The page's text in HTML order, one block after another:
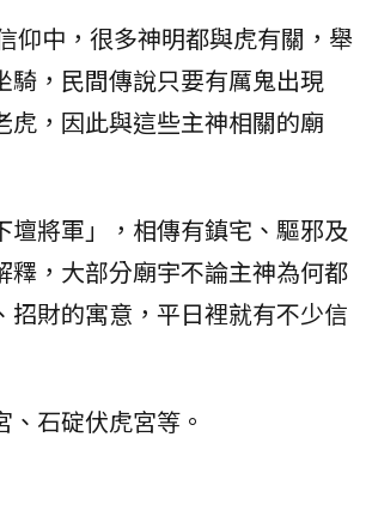
仰中，很多神明都與虎有關，舉
，民間傳說只要有厲鬼出現
虎，因此與這些主神相關的廟
將軍」，相傳有鎮宅、驅邪及
，大部分廟宇不論主神為何都
財的寓意，平日裡就有不少信
石碇伏虎宮等。